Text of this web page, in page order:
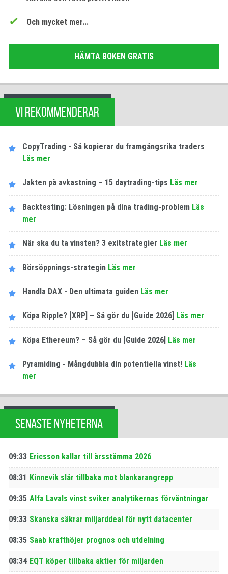
Och mycket mer...
HÄMTA BOKEN GRATIS
VI REKOMMENDERAR
CopyTrading - Så kopierar du framgångsrika traders
Läs mer
Jakten på avkastning – 15 daytrading-tips Läs mer
Backtesting: Lösningen på dina trading-problem Läs
mer
När ska du ta vinsten? 3 exitstrategier Läs mer
Börsöppnings-strategin Läs mer
Handla DAX - Den ultimata guiden Läs mer
Köpa Ripple? [XRP] – Så gör du [Guide 2026] Läs mer
Köpa Ethereum? – Så gör du [Guide 2026] Läs mer
Pyramiding - Mångdubbla din potentiella vinst! Läs
mer
SENASTE NYHETERNA
09:33 Ericsson kallar till årsstämma 2026
08:31 Kinnevik slår tillbaka mot blankarangrepp
09:35 Alfa Lavals vinst sviker analytikernas förväntningar
09:33 Skanska säkrar miljarddeal för nytt datacenter
08:35 Saab krafthöjer prognos och utdelning
08:34 EQT köper tillbaka aktier för miljarden